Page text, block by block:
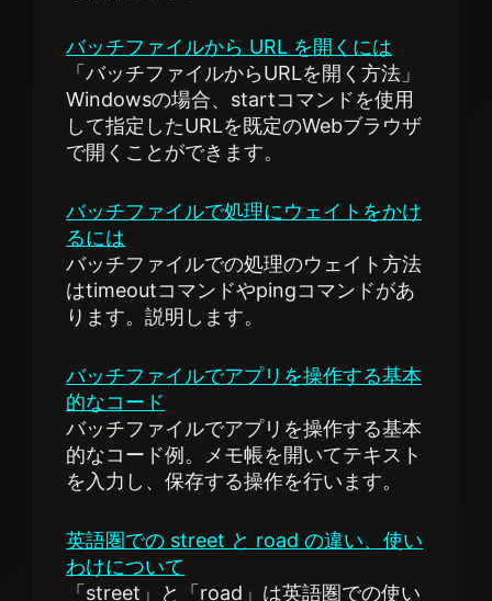
バッチファイルから URL を開くには
「バッチファイルからURLを開く方法」
Windowsの場合、startコマンドを使用
して指定したURLを既定のWebブラウザ
で開くことができます。
バッチファイルで処理にウェイトをかけ
るには
バッチファイルでの処理のウェイト方法
はtimeoutコマンドやpingコマンドがあ
ります。説明します。
バッチファイルでアプリを操作する基本
的なコード
バッチファイルでアプリを操作する基本
的なコード例。メモ帳を開いてテキスト
を入力し、保存する操作を行います。
英語圏での street と road の違い、使い
わけについて
「street」と「road」は英語圏での使い